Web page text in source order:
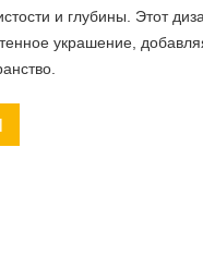
и глубины. Этот
украшение,